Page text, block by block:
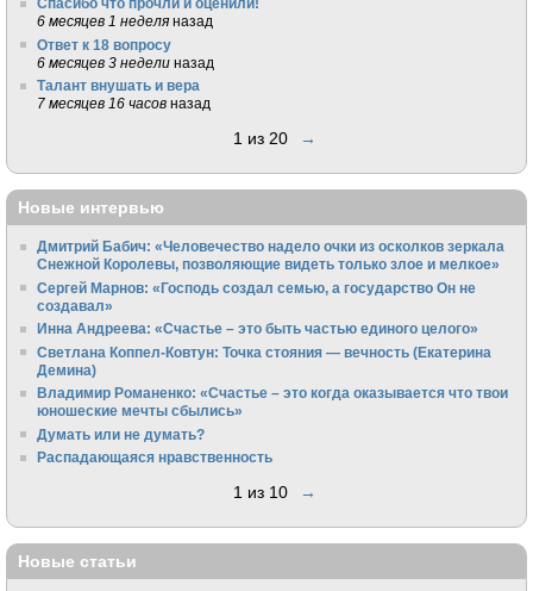
Спасибо что прочли и оценили!
6 месяцев 1 неделя назад
Ответ к 18 вопросу
6 месяцев 3 недели назад
Талант внушать и вера
7 месяцев 16 часов назад
1 из 20 →
Новые интервью
Дмитрий Бабич: «Человечество надело очки из осколков зеркала
Снежной Королевы, позволяющие видеть только злое и мелкое»
Сергей Марнов: «Господь создал семью, а государство Он не
создавал»
Инна Андреева: «Счастье – это быть частью единого целого»
Светлана Коппел-Ковтун: Точка стояния — вечность (Екатерина
Демина)
Владимир Романенко: «Счастье – это когда оказывается что твои
юношеские мечты сбылись»
Думать или не думать?
Распадающаяся нравственность
1 из 10 →
Новые статьи